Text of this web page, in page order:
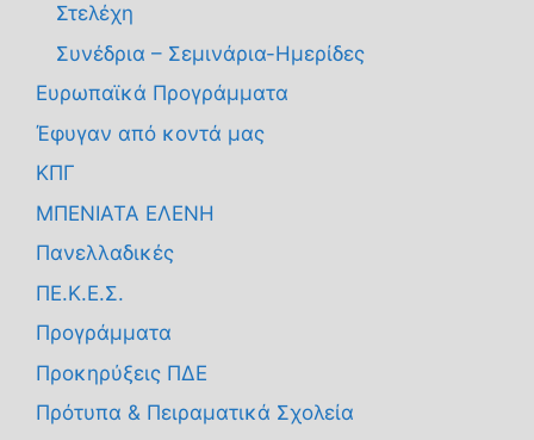
Στελέχη
Συνέδρια – Σεμινάρια-Ημερίδες
Ευρωπαϊκά Προγράμματα
Έφυγαν από κοντά μας
ΚΠΓ
ΜΠΕΝΙΑΤΑ ΕΛΕΝΗ
Πανελλαδικές
ΠΕ.Κ.Ε.Σ.
Προγράμματα
Προκηρύξεις ΠΔΕ
Πρότυπα & Πειραματικά Σχολεία